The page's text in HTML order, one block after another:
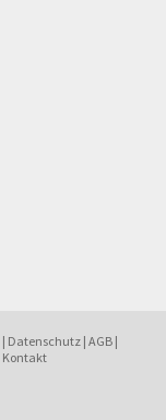
| Datenschutz | AGB |
Kontakt